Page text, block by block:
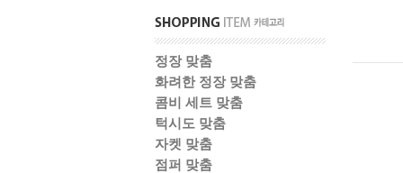
정장 맞춤
화려한 정장 맞춤
콤비 세트 맞춤
턱시도 맞춤
자켓 맞춤
점퍼 맞춤